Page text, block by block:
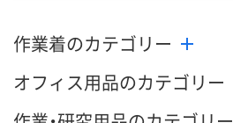
作業着のカテゴリー
オフィス用品のカテゴリー